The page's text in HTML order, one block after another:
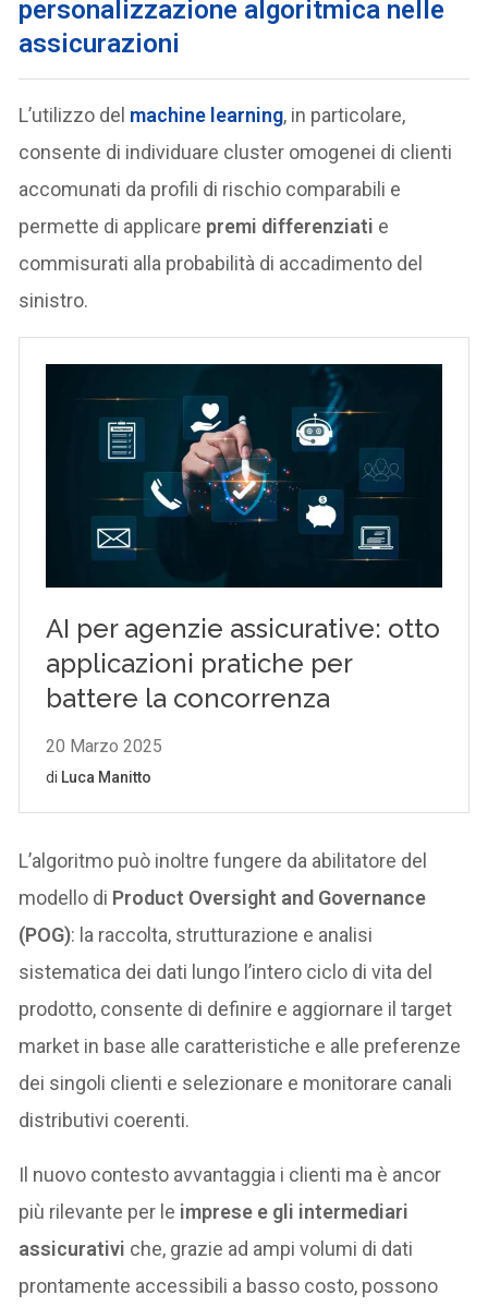
personalizzazione algoritmica nelle
assicurazioni
L’utilizzo del machine learning, in particolare,
consente di individuare cluster omogenei di clienti
accomunati da profili di rischio comparabili e
permette di applicare premi differenziati e
commisurati alla probabilità di accadimento del
sinistro.
L’algoritmo può inoltre fungere da abilitatore del
modello di Product Oversight and Governance
(POG): la raccolta, strutturazione e analisi
sistematica dei dati lungo l’intero ciclo di vita del
prodotto, consente di definire e aggiornare il target
market in base alle caratteristiche e alle preferenze
dei singoli clienti e selezionare e monitorare canali
distributivi coerenti.
Il nuovo contesto avvantaggia i clienti ma è ancor
più rilevante per le imprese e gli intermediari
assicurativi che, grazie ad ampi volumi di dati
prontamente accessibili a basso costo, possono